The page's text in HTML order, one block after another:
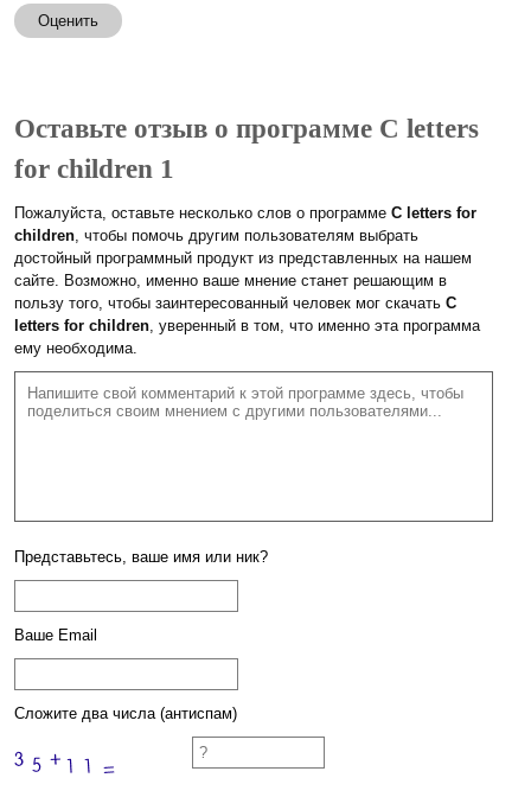
Оценить
Оставьте отзыв о программе C letters
for children 1
Пожалуйста, оставьте несколько слов о программе C letters for
children, чтобы помочь другим пользователям выбрать
достойный программный продукт из представленных на нашем
сайте. Возможно, именно ваше мнение станет решающим в
пользу того, чтобы заинтересованный человек мог скачать C
letters for children, уверенный в том, что именно эта программа
ему необходима.
Представьтесь, ваше имя или ник?
Ваше Email
Сложите два числа (антиспам)